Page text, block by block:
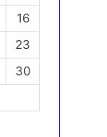
16
23
30